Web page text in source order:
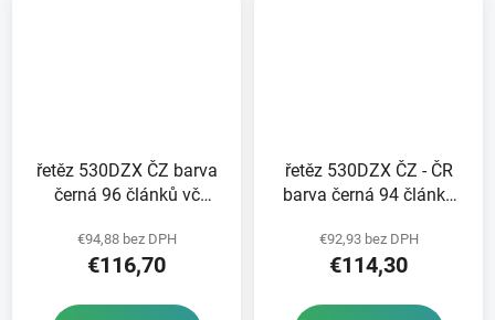
řetěz 530DZX ČZ barva
černá 96 článků vč
€94,88 bez DPH
€116,70
řetěz 530DZX ČZ - ČR
barva černá 94 článků
RIVET
€92,93 bez DPH
€114,30